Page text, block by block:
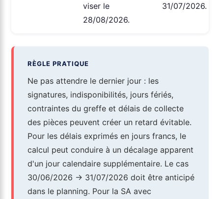
viser le
28/08/2026.
31/07/2026.
RÈGLE PRATIQUE
Ne pas attendre le dernier jour : les
signatures, indisponibilités, jours fériés,
contraintes du greffe et délais de collecte
des pièces peuvent créer un retard évitable.
Pour les délais exprimés en jours francs, le
calcul peut conduire à un décalage apparent
d'un jour calendaire supplémentaire. Le cas
30/06/2026 -> 31/07/2026 doit être anticipé
dans le planning. Pour la SA avec